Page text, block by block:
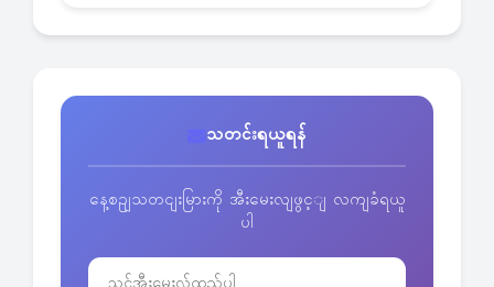
သတင်းရယူရန်
နေ့စဥျသတငျးမြားကို အီးမေးလျဖွင့ျ လကျခံရယူ
ပါ